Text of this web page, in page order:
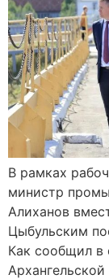
В рамках
министр
Алиханов
Цыбульским
Как сообщил в